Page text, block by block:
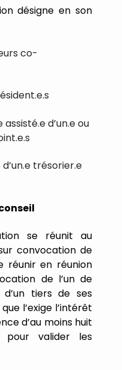
désigne en son
co-
d’un.e ou
trésorier.e
se réunit
au
convocation de
réunir en réunion
de l’un de
d’un tiers de ses
que l’exige l’intérêt
d’au moins huit
pour valider
les